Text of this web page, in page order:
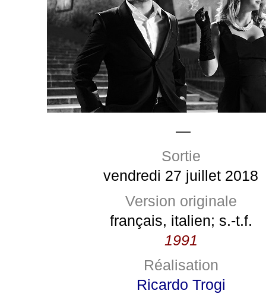
—
Sortie
vendredi 27 juillet 2018
Version originale
français, italien; s.-t.f.
1991
Réalisation
Ricardo Trogi